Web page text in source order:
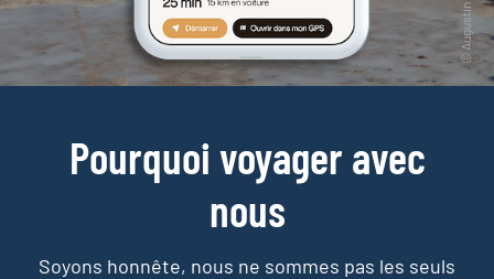
Pourquoi voyager avec
nous
Soyons honnête, nous ne sommes pas les seuls